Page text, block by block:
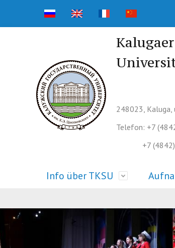
248023, Kaluga,
Telefon: +7
+7 (4842)
Info über TKSU